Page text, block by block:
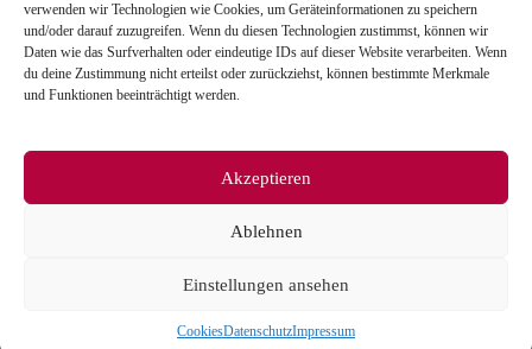
verwenden wir Technologien wie Cookies, um Geräteinformationen zu speichern
und/oder darauf zuzugreifen. Wenn du diesen Technologien zustimmst, können wir
Daten wie das Surfverhalten oder eindeutige IDs auf dieser Website verarbeiten. Wenn
du deine Zustimmung nicht erteilst oder zurückziehst, können bestimmte Merkmale
und Funktionen beeinträchtigt werden.
Akzeptieren
Ablehnen
Einstellungen ansehen
CookiesDatenschutzImpressum
Quick Links Rechtliche Hinweise
Allgemeine
Datenschutzerklärung
Cookies